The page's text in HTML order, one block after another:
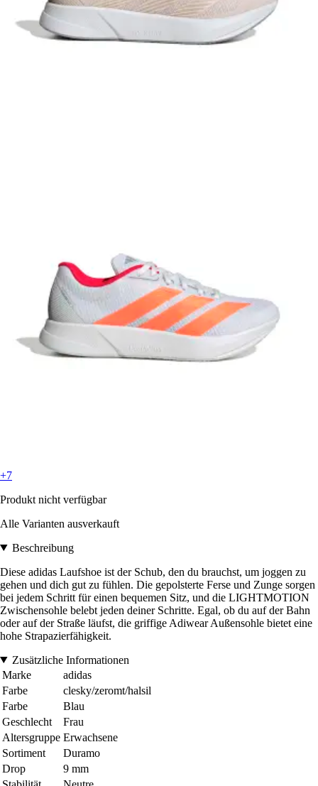
+7
Produkt nicht verfügbar
Alle Varianten ausverkauft
Beschreibung
Diese adidas Laufshoe ist der Schub, den du brauchst, um joggen zu
gehen und dich gut zu fühlen. Die gepolsterte Ferse und Zunge sorgen
bei jedem Schritt für einen bequemen Sitz, und die LIGHTMOTION
Zwischensohle belebt jeden deiner Schritte. Egal, ob du auf der Bahn
oder auf der Straße läufst, die griffige Adiwear Außensohle bietet eine
hohe Strapazierfähigkeit.
Zusätzliche Informationen
Marke
adidas
Farbe
clesky/zeromt/halsil
Farbe
Blau
Geschlecht
Frau
Altersgruppe Erwachsene
Sortiment
Duramo
Drop
9 mm